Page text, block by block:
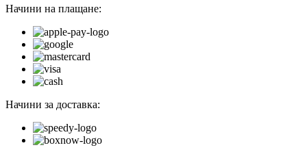
Начини на плащане:
Начини за доставка: